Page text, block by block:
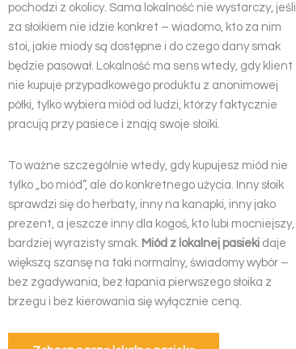
pochodzi z okolicy. Sama lokalność nie wystarczy, jeśli
za słoikiem nie idzie konkret – wiadomo, kto za nim
stoi, jakie miody są dostępne i do czego dany smak
będzie pasował. Lokalność ma sens wtedy, gdy klient
nie kupuje przypadkowego produktu z anonimowej
półki, tylko wybiera miód od ludzi, którzy faktycznie
pracują przy pasiece i znają swoje słoiki.
To ważne szczególnie wtedy, gdy kupujesz miód nie
tylko „bo miód”, ale do konkretnego użycia. Inny słoik
sprawdzi się do herbaty, inny na kanapki, inny jako
prezent, a jeszcze inny dla kogoś, kto lubi mocniejszy,
bardziej wyrazisty smak. Miód z lokalnej pasieki daje
większą szansę na taki normalny, świadomy wybór –
bez zgadywania, bez łapania pierwszego słoika z
brzegu i bez kierowania się wyłącznie ceną.